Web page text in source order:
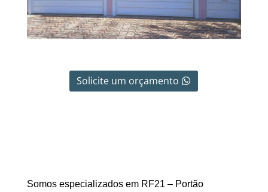
Solicite um orçamento
Somos especializados em RF21 – Portão